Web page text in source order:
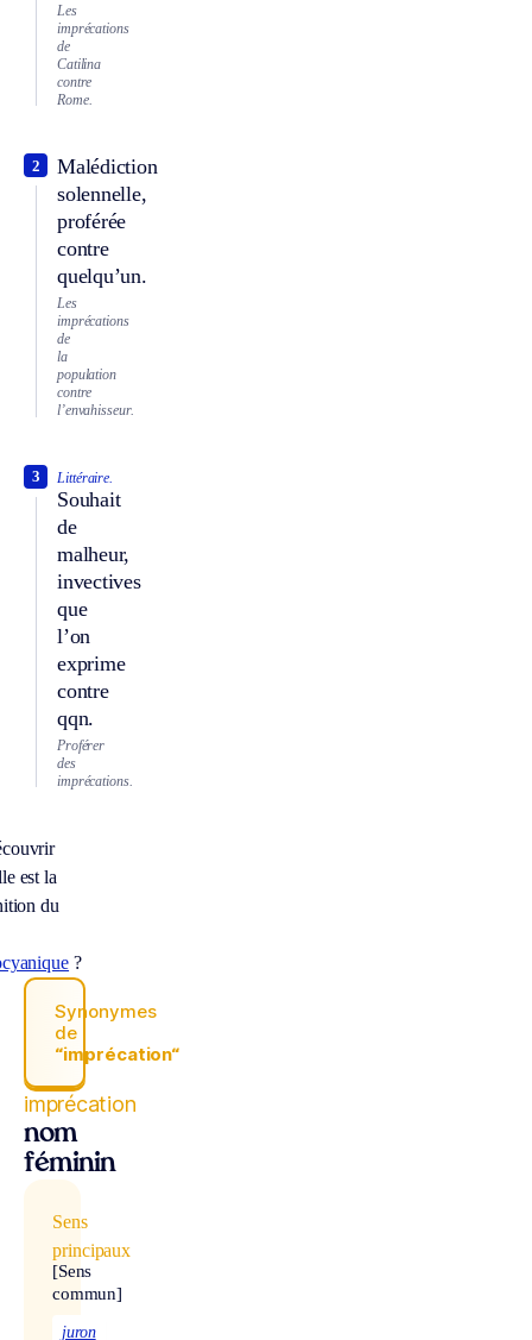
Les
imprécations
de
Catilina
contre
Rome.
Malédiction
solennelle,
proférée
contre
quelqu’un.
2
Les
imprécations
de
la
population
contre
l’envahisseur.
Littéraire.
Souhait
de
malheur,
invectives
que
l’on
exprime
contre
qqn.
3
Proférer
des
imprécations.
est la
du
?
Synonymes
de
“imprécation“
imprécation
nom
féminin
Sens
principaux
[Sens
commun]
juron